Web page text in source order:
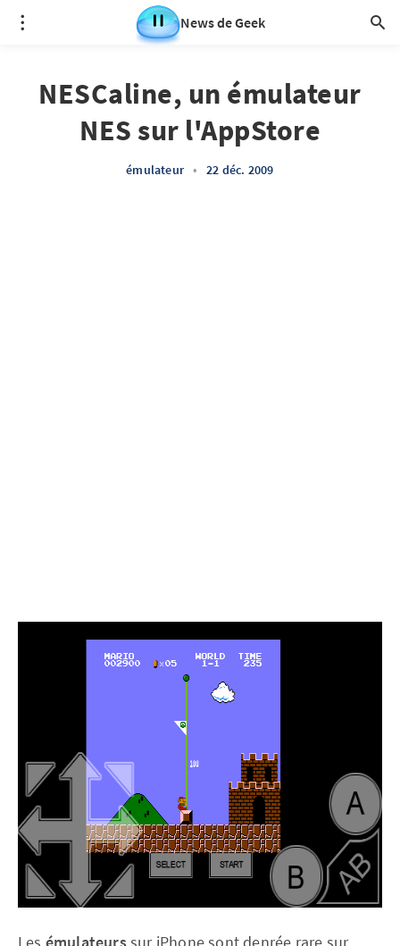
News de Geek
NESCaline, un émulateur
NES sur l'AppStore
émulateur • 22 déc. 2009